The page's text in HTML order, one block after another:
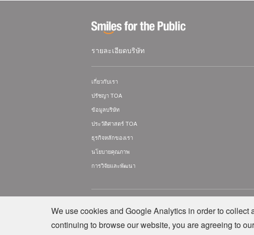
รายละเอียดบริษัท
เกี่ยวกับเรา
ปรัชญา TOA
ข้อมูลบริษัท
ประวัติศาสตร์ TOA
ธุรกิจหลักของเรา
นโยบายคุณภาพ
การวิจัยและพัฒนา
We use cookies and Google Analytics in order to
continuing to browse our website, you are agreeing to